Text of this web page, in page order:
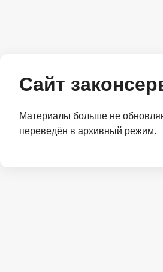
Сайт
Материалы больше не
переведён в архивный режим.